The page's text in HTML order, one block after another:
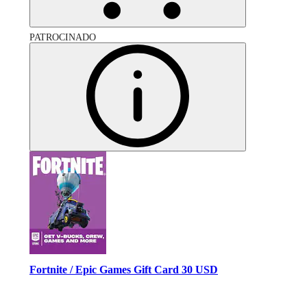
PATROCINADO
Fortnite / Epic Games Gift Card 30 USD